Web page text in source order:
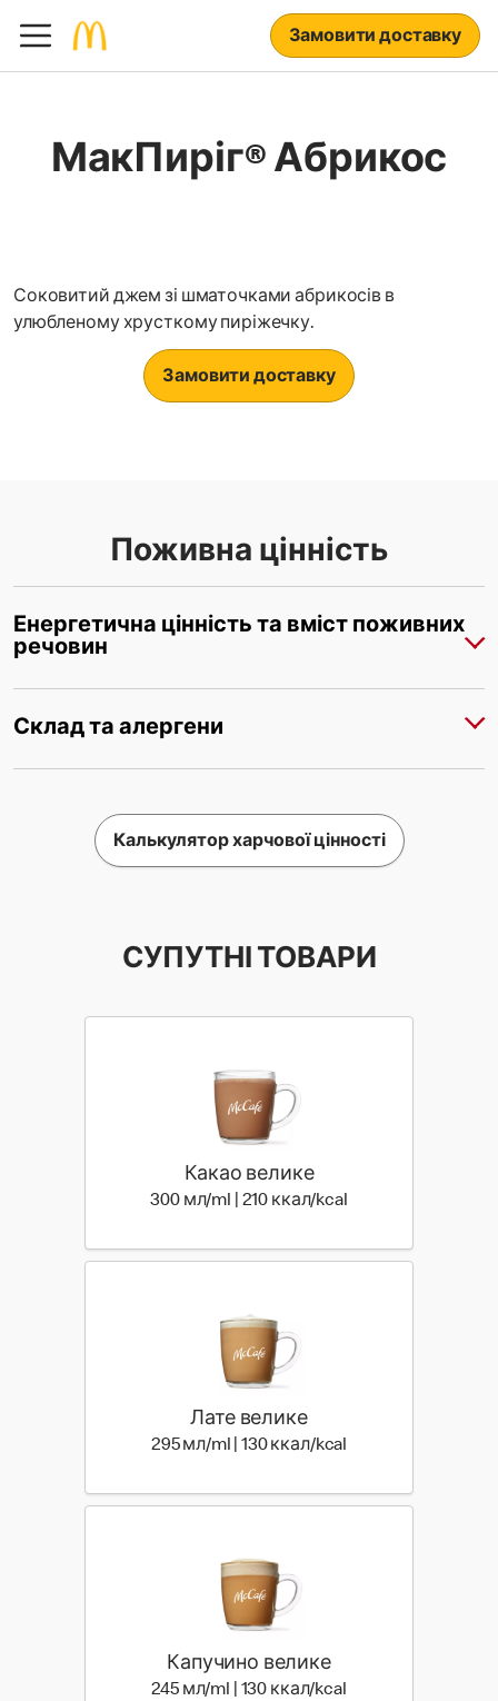
Замовити доставку
МакПиріг® Абрикос
Соковитий джем зі шматочками абрикосів в
улюбленому хрусткому пиріжечку.
Замовити доставку
Поживна цінність
Енергетична цінність та вміст поживних
речовин
Склад та алергени
Калькулятор харчової цінності
СУПУТНІ ТОВАРИ
Какао велике
300 мл/ml | 210 ккал/kcal
Лате велике
295 мл/ml | 130 ккал/kcal
Капучино велике
245 мл/ml | 130 ккал/kcal